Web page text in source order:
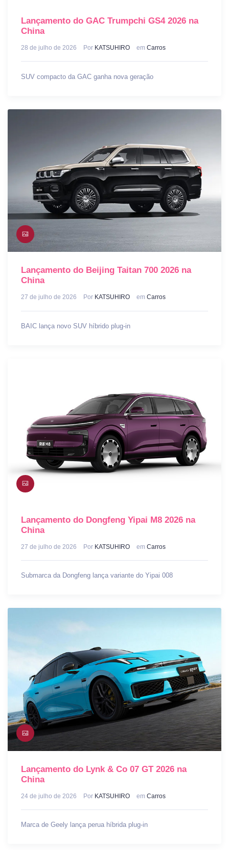
Lançamento do GAC Trumpchi GS4 2026 na
China
28 de julho de 2026 Por KATSUHIRO em Carros
SUV compacto da GAC ganha nova geração
Lançamento do Beijing Taitan 700 2026 na
China
27 de julho de 2026 Por KATSUHIRO em Carros
BAIC lança novo SUV híbrido plug-in
Lançamento do Dongfeng Yipai M8 2026 na
China
27 de julho de 2026 Por KATSUHIRO em Carros
Submarca da Dongfeng lança variante do Yipai 008
Lançamento do Lynk & Co 07 GT 2026 na
China
24 de julho de 2026 Por KATSUHIRO em Carros
Marca de Geely lança perua híbrida plug-in